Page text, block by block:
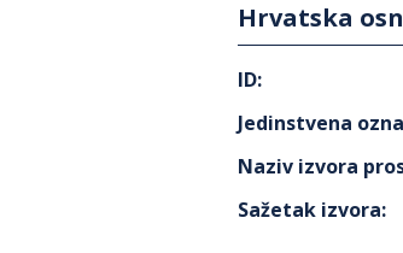
Hrvatska
ID:
Jedinstvena
Naziv izvora
Sažetak izvora: